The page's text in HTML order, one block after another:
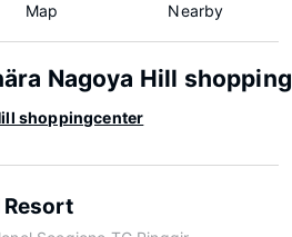
Map Nearby
Nagoya Hill
shoppingcenter
Resort